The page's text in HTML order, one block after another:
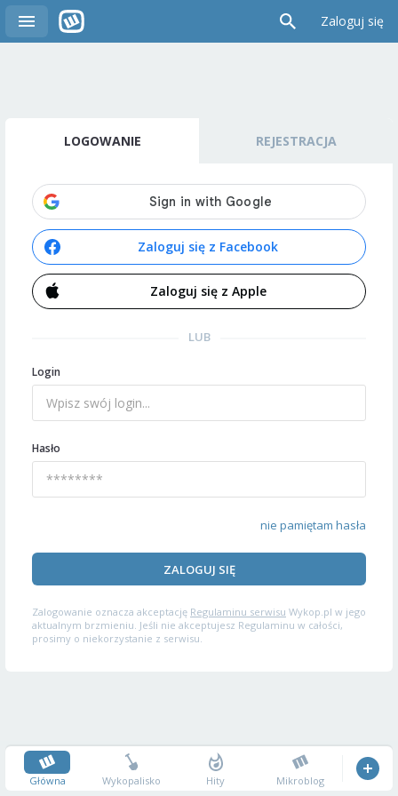
Zaloguj się
LOGOWANIE REJESTRACJA
Zaloguj się z Facebook
Zaloguj się z Apple
LUB
Login
Hasło
nie pamiętam hasła
ZALOGUJ SIĘ
Zalogowanie oznacza akceptację Regulaminu serwisu Wykop.pl w jego
aktualnym brzmieniu. Jeśli nie akceptujesz Regulaminu w całości,
prosimy o niekorzystanie z serwisu.
Główna Wykopalisko Hity Mikroblog